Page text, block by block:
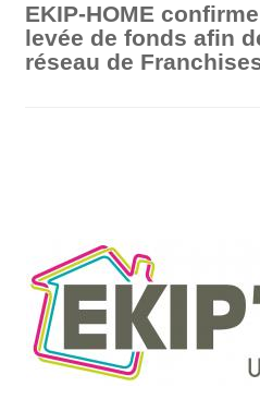
EKIP-HOME
levée de fonds afin
réseau de